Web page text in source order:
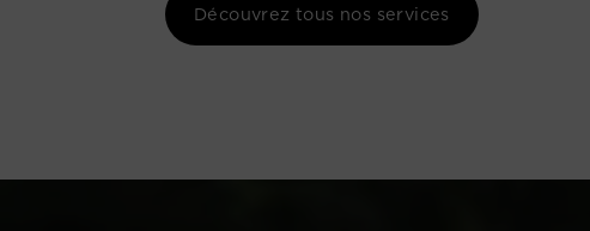
Découvrez tous nos services